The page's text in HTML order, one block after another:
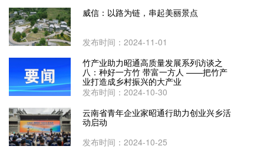
威信：以路为链，串起美丽景点
发布时间：2024-11-01
竹产业助力昭通高质量发展系列访谈之
八：种好一方竹 带富一方人 ——把竹产
业打造成乡村振兴的大产业
发布时间：2024-10-30
云南省青年企业家昭通行助力创业兴乡活
动启动
发布时间：2024-10-25